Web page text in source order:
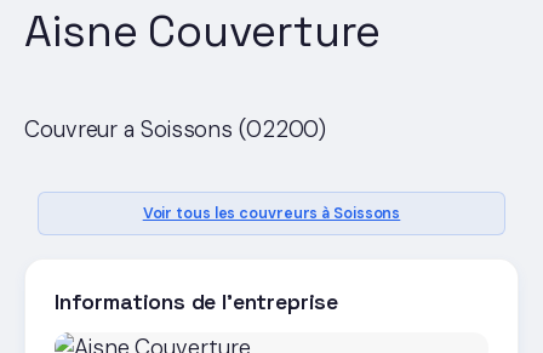
Aisne Couverture
Couvreur a Soissons (02200)
Voir tous les couvreurs à Soissons
Informations de l'entreprise